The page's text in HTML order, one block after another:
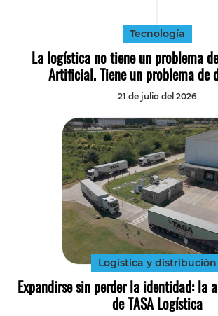
Tecnología
La logística no tiene un problema
Artificial. Tiene un problema de
21 de julio del 2026
Logística y distribución
Expandirse sin perder la identidad: la
de TASA Logística